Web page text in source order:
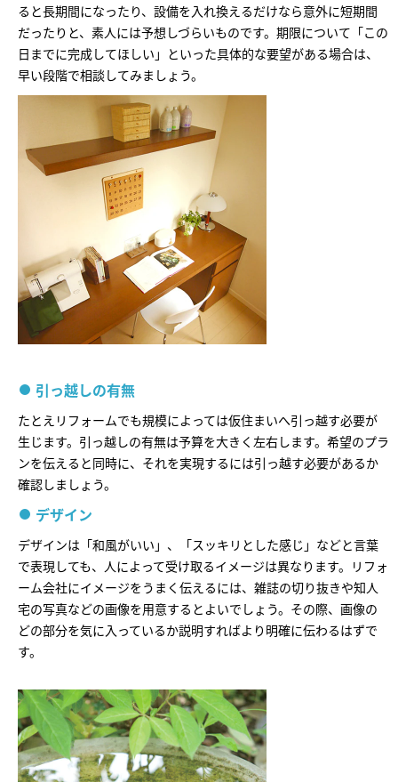
ると長期間になったり、設備を入れ換えるだけなら意外に短期間
だったりと、素人には予想しづらいものです。期限について「この
日までに完成してほしい」といった具体的な要望がある場合は、
早い段階で相談してみましょう。
引っ越しの有無
たとえリフォームでも規模によっては仮住まいへ引っ越す必要が
生じます。引っ越しの有無は予算を大きく左右します。希望のプラ
ンを伝えると同時に、それを実現するには引っ越す必要があるか
確認しましょう。
デザイン
デザインは「和風がいい」、「スッキリとした感じ」などと言葉
で表現しても、人によって受け取るイメージは異なります。リフォ
ーム会社にイメージをうまく伝えるには、雑誌の切り抜きや知人
宅の写真などの画像を用意するとよいでしょう。その際、画像の
どの部分を気に入っているか説明すればより明確に伝わるはずで
す。